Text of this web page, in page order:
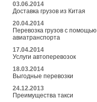
03.06.2014
Доставка грузов из Китая
20.04.2014
Перевозка грузов с помощью
авиатранспорта
17.04.2014
Услуги автоперевозок
18.03.2014
Выгодные перевозки
24.12.2013
Преимущества такси